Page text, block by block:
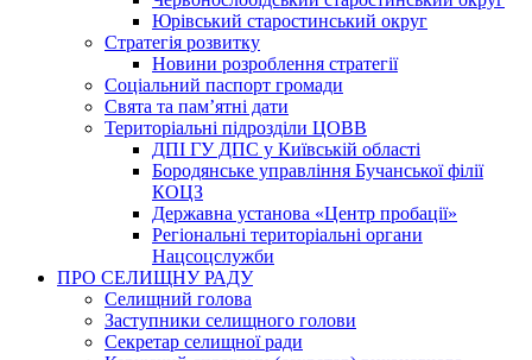
Юрівський старостинський округ
Стратегія розвитку
Новини розроблення стратегії
Соціальний паспорт громади
Свята та пам’ятні дати
Територіальні підрозділи ЦОВВ
ДПІ ГУ ДПС у Київській області
Бородянське управління Бучанської філії
КОЦЗ
Державна установа «Центр пробації»
Регіональні територіальні органи
Нацсоцслужби
ПРО СЕЛИЩНУ РАДУ
Селищний голова
Заступники селищного голови
Секретар селищної ради